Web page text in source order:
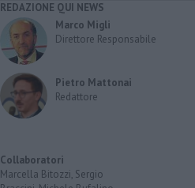
REDAZIONE QUI NEWS
Marco Migli
Direttore Responsabile
Pietro Mattonai
Redattore
Collaboratori
Marcella Bitozzi, Sergio